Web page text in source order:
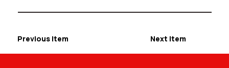
Previous Item Next Item